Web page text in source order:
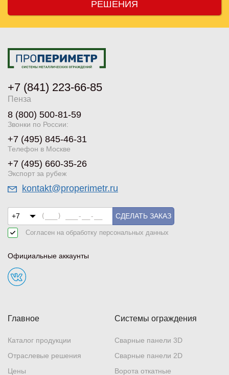
РЕШЕНИЯ
Главное
Каталог продукции
Отраслевые решения
Цены
Системы ограждения
Сварные панели 3D
Сварные панели 2D
Ворота откатные
+7 (841) 223-66-85
Пенза
8 (800) 500-81-59
Звонки по России:
+7 (495) 845-46-31
Телефон в Москве
+7 (495) 660-35-26
Экспорт за рубеж
kontakt@properimetr.ru
СДЕЛАТЬ ЗАКАЗ
Согласен на обработку персональных данных
Официальные аккаунты